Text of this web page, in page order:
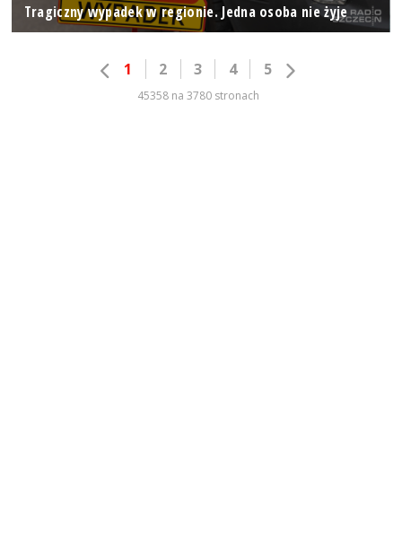
Tragiczny wypadek w regionie. Jedna osoba nie żyje
1 2 3 4 5
45358 na 3780 stronach